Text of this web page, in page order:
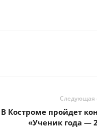
Следующая
В Костроме пройдет
«Ученик года —